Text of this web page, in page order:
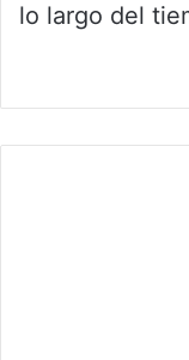
lo largo del